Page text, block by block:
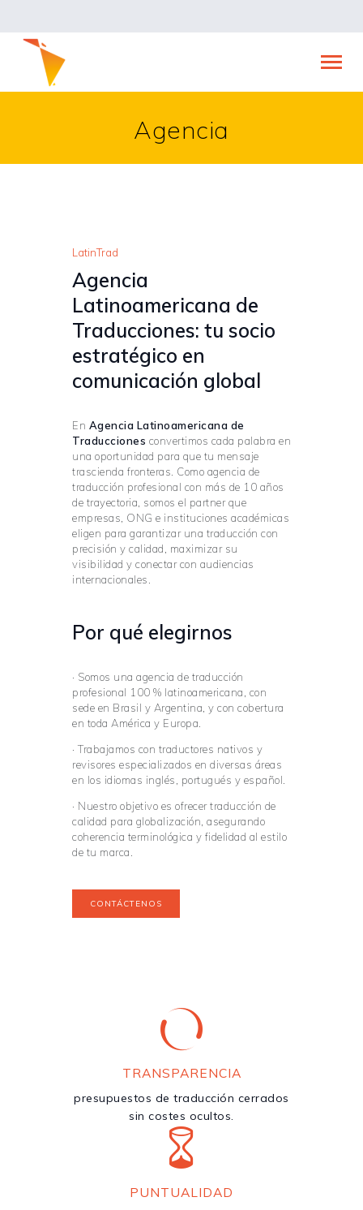
INICIO
SERVICIOS
EDITORIAL
Agencia
LatinTrad
Agencia
Latinoamericana de
Traducciones: tu socio
estratégico en
comunicación global
En Agencia Latinoamericana de
Traducciones convertimos cada palabra en
una oportunidad para que tu mensaje
trascienda fronteras. Como agencia de
traducción profesional con más de 10 años
de trayectoria, somos el partner que
empresas, ONG e instituciones académicas
eligen para garantizar una traducción con
precisión y calidad, maximizar su
visibilidad y conectar con audiencias
internacionales.
Por qué elegirnos
· Somos una agencia de traducción
profesional 100 % latinoamericana, con
sede en Brasil y Argentina, y con cobertura
en toda América y Europa.
· Trabajamos con traductores nativos y
revisores especializados en diversas áreas
en los idiomas inglés, portugués y español.
· Nuestro objetivo es ofrecer traducción de
calidad para globalización, asegurando
coherencia terminológica y fidelidad al estilo
de tu marca.
CONTÁCTENOS
TRANSPARENCIA
presupuestos de traducción cerrados
sin costes ocultos.
PUNTUALIDAD